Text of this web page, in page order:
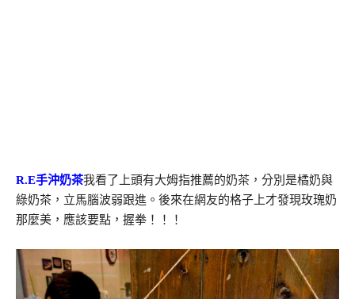
R.E手沖奶茶我看了上頭有大姆指推薦的奶茶，分別是橘奶與
綠奶茶，立馬腦波弱跟進。後來在網友的格子上才發現玫瑰奶
那麼美，應該要點，握拳！！！